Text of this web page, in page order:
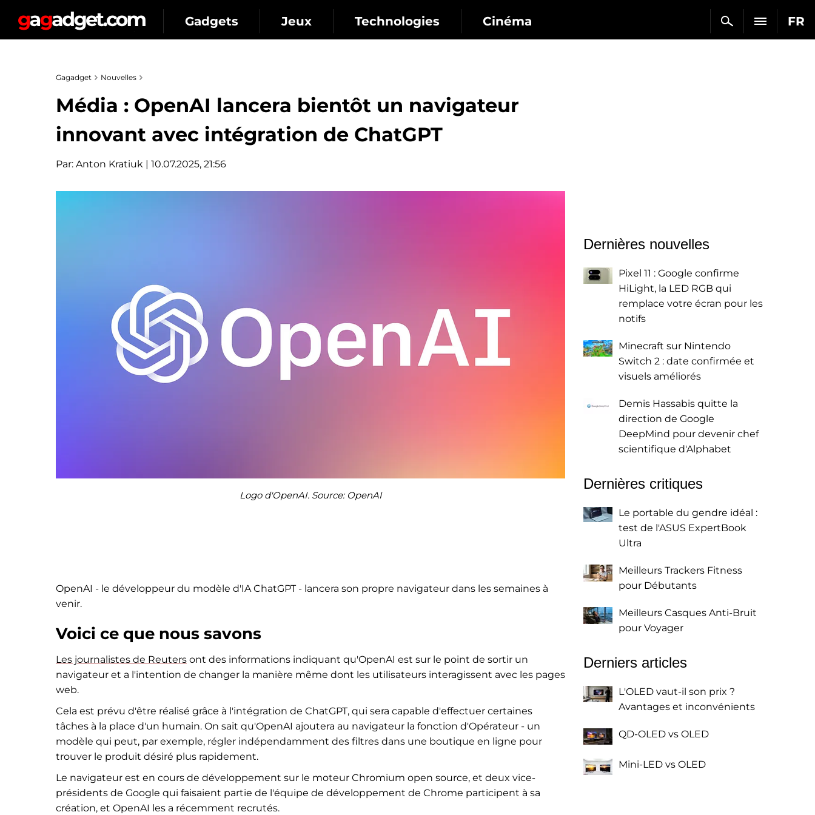
FR
Gadgets Jeux Technologies Cinéma
Gagadget Nouvelles
Média : OpenAI lancera bientôt un navigateur
innovant avec intégration de ChatGPT
Par: Anton Kratiuk | 10.07.2025, 21:56
Logo d'OpenAI. Source: OpenAI
OpenAI - le développeur du modèle d'IA ChatGPT - lancera son propre navigateur dans les semaines à
venir.
Voici ce que nous savons
Les journalistes de Reuters ont des informations indiquant qu'OpenAI est sur le point de sortir un
navigateur et a l'intention de changer la manière même dont les utilisateurs interagissent avec les pages
web.
Cela est prévu d'être réalisé grâce à l'intégration de ChatGPT, qui sera capable d'effectuer certaines
tâches à la place d'un humain. On sait qu'OpenAI ajoutera au navigateur la fonction d'Opérateur - un
modèle qui peut, par exemple, régler indépendamment des filtres dans une boutique en ligne pour
trouver le produit désiré plus rapidement.
Le navigateur est en cours de développement sur le moteur Chromium open source, et deux vice-
présidents de Google qui faisaient partie de l'équipe de développement de Chrome participent à sa
création, et OpenAI les a récemment recrutés.
Dernières nouvelles
Pixel 11 : Google confirme
HiLight, la LED RGB qui
remplace votre écran pour les
notifs
Minecraft sur Nintendo
Switch 2 : date confirmée et
visuels améliorés
Demis Hassabis quitte la
direction de Google
DeepMind pour devenir chef
scientifique d'Alphabet
Dernières critiques
Le portable du gendre idéal :
test de l'ASUS ExpertBook
Ultra
Meilleurs Trackers Fitness
pour Débutants
Meilleurs Casques Anti-Bruit
pour Voyager
Derniers articles
L'OLED vaut-il son prix ?
Avantages et inconvénients
QD-OLED vs OLED
Mini-LED vs OLED